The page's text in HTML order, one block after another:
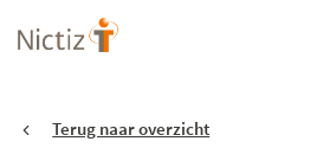
Overslaan
en
gaanTerug naar overzicht